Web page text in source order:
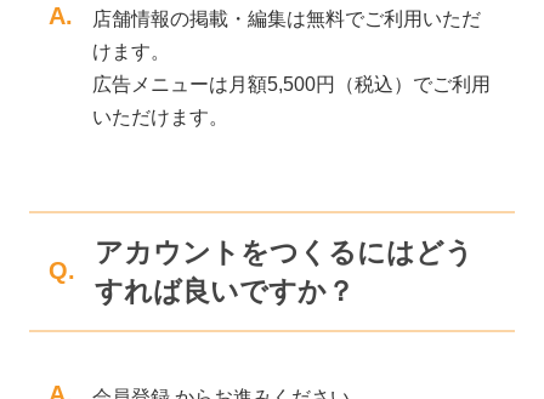
A.
店舗情報の掲載・編集は無料でご利用いただ
けます。
広告メニューは月額5,500円（税込）でご利用
いただけます。
Q.
アカウントをつくるにはどう
すれば良いですか？